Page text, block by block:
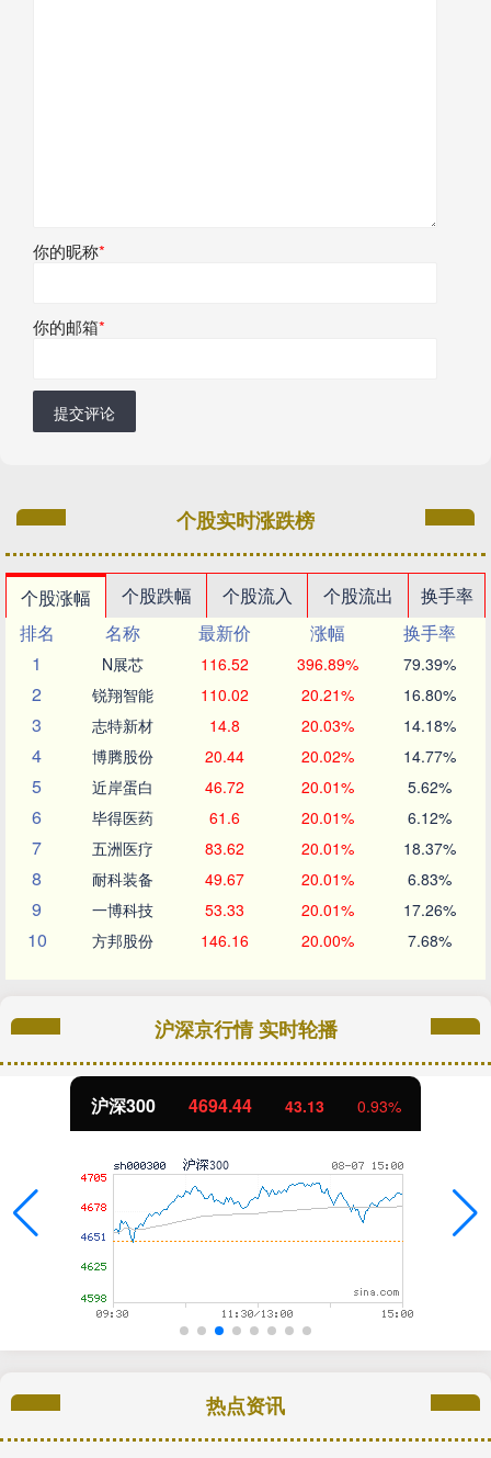
你的昵称*
你的邮箱*
提交评论
个股实时涨跌榜
个股涨幅 个股跌幅 个股流入 个股流出
换手率
排名
名称 最新价 涨幅
换手率
1
N展芯 116.52 396.89% 79.39%
2 锐翔智能 110.02 20.21% 16.80%
3 志特新材 14.8 20.03% 14.18%
4 博腾股份 20.44 20.02% 14.77%
5 近岸蛋白 46.72 20.01% 5.62%
6 毕得医药 61.6 20.01% 6.12%
7 五洲医疗 83.62 20.01% 18.37%
8 耐科装备 49.67 20.01% 6.83%
9 一博科技 53.33 20.01% 17.26%
10 方邦股份 146.16 20.00% 7.68%
沪深京行情 实时轮播
沪深300 4694.44 43.13 0.93%
热点资讯